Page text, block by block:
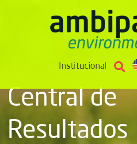
Institucional
Central de
Resultados